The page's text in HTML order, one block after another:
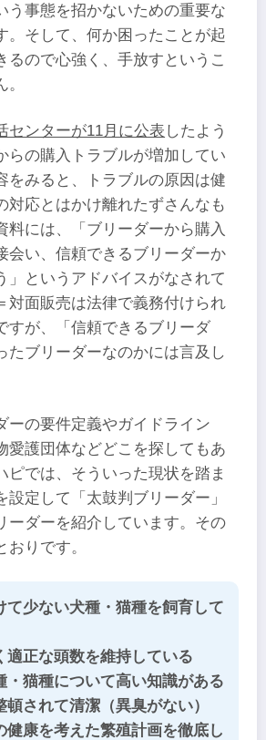
う事態を招かないための重要な
。そして、何か困ったことが起
るので心強く、手放すというこ
センターが11月に公表 したよう
らの購入トラブルが増加してい
をみると、トラブルの原因は健
対応とはかけ離れたずさんなも
料には、「ブリーダーから購入
会い、信頼できるブリーダーか
」というアドバイスがなされて
対面販売は法律で義務付けられ
すが、「信頼できるブリーダ
たブリーダーなのかには言及し
ーの要件定義やガイドライン
愛護団体などどこを探してもあ
ピでは、そういった現状を踏ま
設定して「太鼓判ブリーダー」
ーダーを紹介しています。その
りです。
て少ない犬種・猫種を飼育して
適正な頭数を維持している
・猫種について高い知識がある
頓されて清潔（異臭がない）
健康を考えた繁殖計画を徹底し